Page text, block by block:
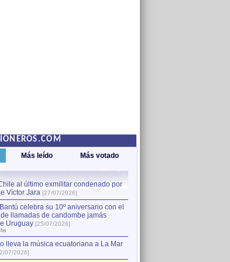
Más leído Más votado
al último exmilitar condenado por
Víctor Jara [27/07/2026]
celebra su 10º aniversario con el
llamadas de candombe jamás
Uruguay [25/07/2026]
lleva la música ecuatoriana a La Mar
07/2026]